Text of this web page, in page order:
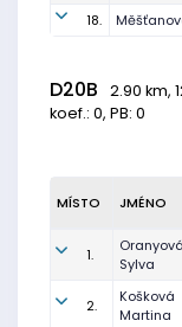
18.
D20B 2.90 km,
koef.: 0, PB: 0
MÍSTO JMÉNO
1.
Oranyová
Sylva
2.
Košková
Martina